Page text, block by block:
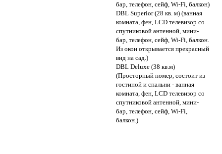
бар, телефон, сейф, Wi-Fi, балкон)
DBL Superior (28 кв. м) (ванная
комната, фен, LCD телевизор со
спутниковой антенной, мини-
бар, телефон, сейф, Wi-Fi, балкон.
Из окон открывается прекрасный
вид на сад.)
DBL Deluxe (38 кв.м)
(Просторный номер, состоит из
гостиной и спальни - ванная
комната, фен, LCD телевизор со
спутниковой антенной, мини-
бар, телефон, сейф, Wi-Fi,
балкон.)